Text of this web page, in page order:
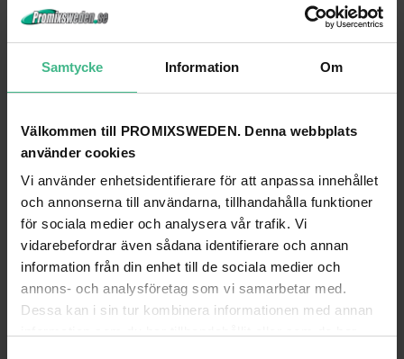
Samtycke Information Om
Välkommen till PROMIXSWEDEN. Denna webbplats
använder cookies
Vi använder enhetsidentifierare för att anpassa innehållet
och annonserna till användarna, tillhandahålla funktioner
för sociala medier och analysera vår trafik. Vi
vidarebefordrar även sådana identifierare och annan
information från din enhet till de sociala medier och
annons- och analysföretag som vi samarbetar med.
Dessa kan i sin tur kombinera informationen med annan
FUZZIX F500S PARTY RÖKMASKIN MED 1L RÖKVÄTSKA OCH MAX MAGIC JELLY DISCOLAMPA
Festset med Jellyball discolampa, rökmaskin och rökvätska
957 kr 1 476 kr Paketpris
GÅ TILL PRODUKT
Rökmaskin med vätska - komplett
914 kr 1 187 kr Paketpris
GÅ TILL PRODUKT
TIPS PÅ KEYBOARD OCH DIGITALPIANO